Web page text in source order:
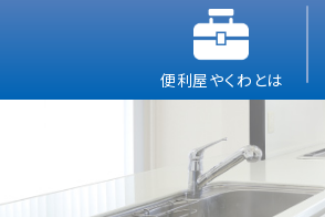
便利屋やくわとは